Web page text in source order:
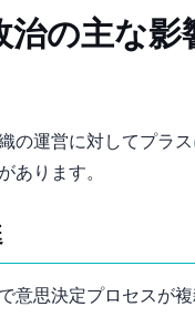
治の主な影
の運営に対してプラ
あります。
意思決定プロセスが